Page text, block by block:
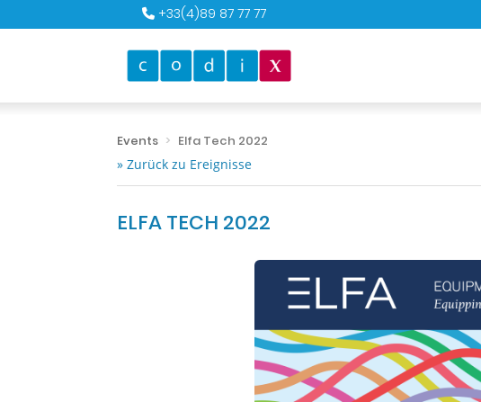
+33(4)89 87 77 77
Events
Elfa Tech 2022
» Zurück zu Ereignisse
ELFA TECH 2022